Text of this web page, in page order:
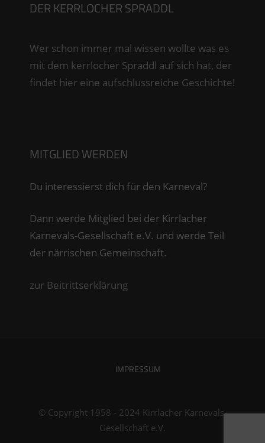
DER KERRLOCHER SPRADDL
Wer schon immer mal wissen wollte was es
mit dem kerrlocher Spraddl auf sich hat, der
findet hier eine aufschlussreiche Geschichte!
MITGLIED WERDEN
Du interessierst dich für den Karneval?
Dann werde Mitglied bei der Kirrlacher
Karnevals-Gesellschaft e.V. und werde Teil
der närrischen Gemeinschaft.
zur Beitrittserklärung
IMPRESSUM
© Copyright 1958 - 2024 Kirrlacher Karnevals-
Gesellschaft e.V.